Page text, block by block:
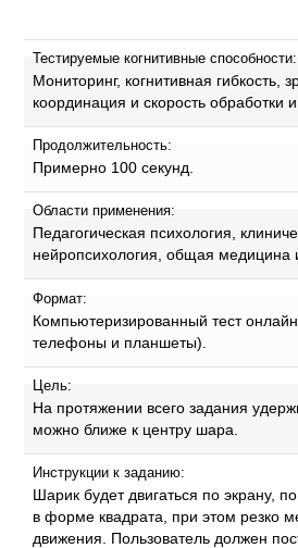
Тестируемые когнитивные способности:
Мониторинг, когнитивная гибкость,
координация и скорость обработки
Продолжительность:
Примерно 100 секунд.
Области применения:
Педагогическая психология,
нейропсихология, общая медицина
Формат:
Компьютеризированный тест
телефоны и планшеты).
Цель:
На протяжении всего задания
можно ближе к центру шара.
Инструкции к заданию:
Шарик будет двигаться по экрану,
в форме квадрата, при этом резко
движения. Пользователь должен